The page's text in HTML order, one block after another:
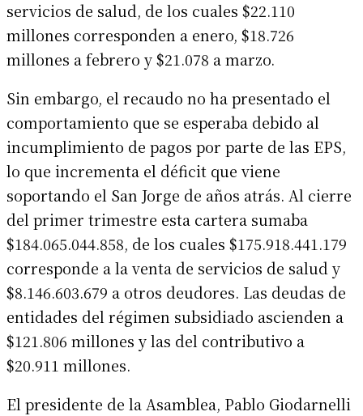
servicios de salud, de los cuales $22.110
millones corresponden a enero, $18.726
millones a febrero y $21.078 a marzo.
Sin embargo, el recaudo no ha presentado el
comportamiento que se esperaba debido al
incumplimiento de pagos por parte de las EPS,
lo que incrementa el déficit que viene
soportando el San Jorge de años atrás. Al cierre
del primer trimestre esta cartera sumaba
$184.065.044.858, de los cuales $175.918.441.179
corresponde a la venta de servicios de salud y
$8.146.603.679 a otros deudores. Las deudas de
entidades del régimen subsidiado ascienden a
$121.806 millones y las del contributivo a
$20.911 millones.
El presidente de la Asamblea, Pablo Giodarnelli